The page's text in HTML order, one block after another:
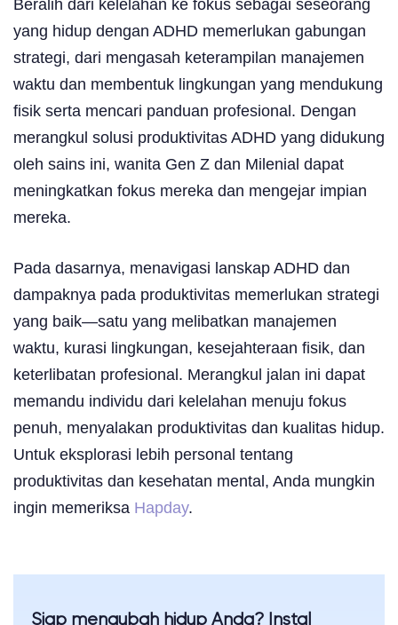
Beralih dari kelelahan ke fokus sebagai seseorang
yang hidup dengan ADHD memerlukan gabungan
strategi, dari mengasah keterampilan manajemen
waktu dan membentuk lingkungan yang mendukung
fisik serta mencari panduan profesional. Dengan
merangkul solusi produktivitas ADHD yang didukung
oleh sains ini, wanita Gen Z dan Milenial dapat
meningkatkan fokus mereka dan mengejar impian
mereka.
Pada dasarnya, menavigasi lanskap ADHD dan
dampaknya pada produktivitas memerlukan strategi
yang baik—satu yang melibatkan manajemen
waktu, kurasi lingkungan, kesejahteraan fisik, dan
keterlibatan profesional. Merangkul jalan ini dapat
memandu individu dari kelelahan menuju fokus
penuh, menyalakan produktivitas dan kualitas hidup.
Untuk eksplorasi lebih personal tentang
produktivitas dan kesehatan mental, Anda mungkin
ingin memeriksa Hapday.
Siap mengubah hidup Anda? Instal